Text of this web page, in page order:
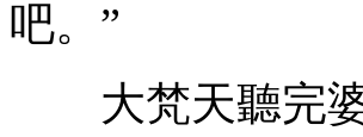
吧。”
大梵天聽完婆